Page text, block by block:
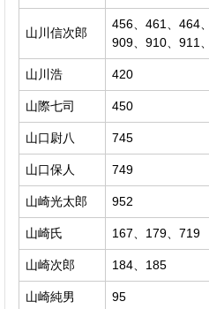
山川信次郎
456、461、464
909、910、911
山川浩 420
山際七司 450
山口尉八 745
山口保人 749
山崎光太郎 952
山崎氏 167、179、719
山崎次郎 184、185
山崎純男 95